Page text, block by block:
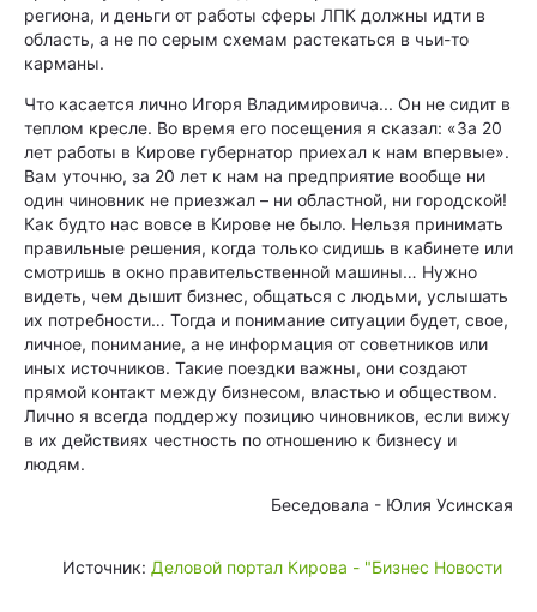
региона, и деньги от работы сферы ЛПК должны идти в
область, а не по серым схемам растекаться в чьи-то
карманы.
Что касается лично Игоря Владимировича... Он не сидит в
теплом кресле. Во время его посещения я сказал: «За 20
лет работы в Кирове губернатор приехал к нам впервые».
Вам уточню, за 20 лет к нам на предприятие вообще ни
один чиновник не приезжал – ни областной, ни городской!
Как будто нас вовсе в Кирове не было. Нельзя принимать
правильные решения, когда только сидишь в кабинете или
смотришь в окно правительственной машины… Нужно
видеть, чем дышит бизнес, общаться с людьми, услышать
их потребности… Тогда и понимание ситуации будет, свое,
личное, понимание, а не информация от советников или
иных источников. Такие поездки важны, они создают
прямой контакт между бизнесом, властью и обществом.
Лично я всегда поддержу позицию чиновников, если вижу
в их действиях честность по отношению к бизнесу и
людям.
Беседовала - Юлия Усинская
Источник: Деловой портал Кирова - "Бизнес Новости